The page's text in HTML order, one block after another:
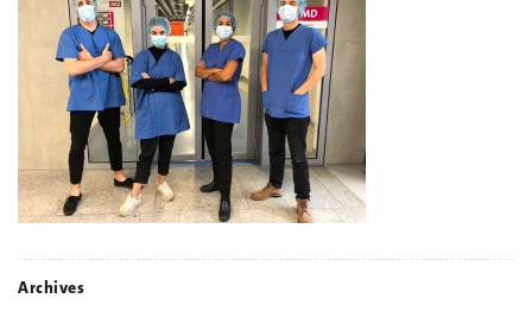
Archives